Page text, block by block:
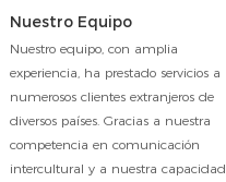
Nuestro Equipo
Nuestro equipo, con amplia
experiencia, ha prestado servicios a
numerosos clientes extranjeros de
diversos países. Gracias a nuestra
competencia en comunicación
intercultural y a nuestra capacidad